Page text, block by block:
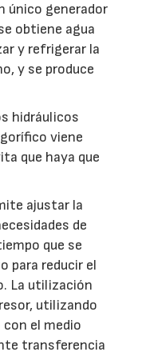
único generador
obtiene agua
y refrigerar la
y se produce
hidráulicos
viene
que haya que
ajustar la
de
que se
para reducir el
La utilización
utilizando
el medio
transferencia